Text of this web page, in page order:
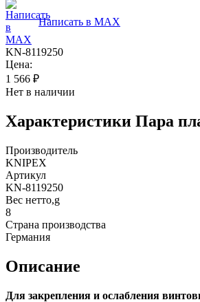
Написать в MAX
KN-8119250
Цена:
1 566 ₽
Нет в наличии
Характеристики Пара
Производитель
KNIPEX
Артикул
KN-8119250
Вес нетто,g
8
Страна производства
Германия
Описание
Для закрепления и ослабления